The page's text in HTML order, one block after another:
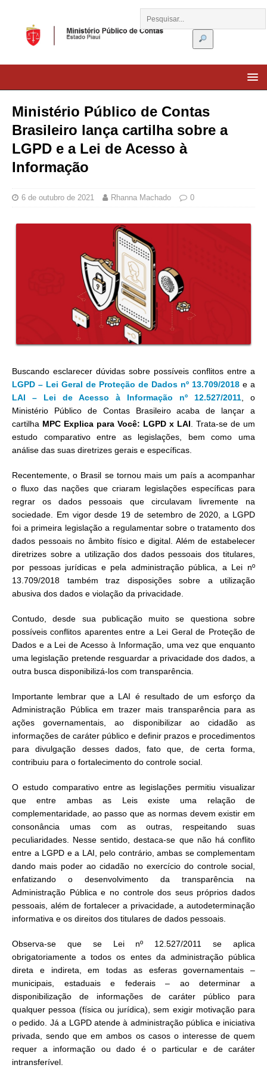
Ministério Público de Contas
Brasileiro lança cartilha sobre a
LGPD e a Lei de Acesso à
Informação
6 de outubro de 2021 Rhanna Machado 0
Buscando esclarecer dúvidas sobre possíveis conflitos entre a
LGPD – Lei Geral de Proteção de Dados nº 13.709/2018 e a
LAI – Lei de Acesso à Informação nº 12.527/2011, o
Ministério Público de Contas Brasileiro acaba de lançar a
cartilha MPC Explica para Você: LGPD x LAI. Trata-se de um
estudo comparativo entre as legislações, bem como uma
análise das suas diretrizes gerais e específicas.
Recentemente, o Brasil se tornou mais um país a acompanhar
o fluxo das nações que criaram legislações específicas para
regrar os dados pessoais que circulavam livremente na
sociedade. Em vigor desde 19 de setembro de 2020, a LGPD
foi a primeira legislação a regulamentar sobre o tratamento dos
dados pessoais no âmbito físico e digital. Além de estabelecer
diretrizes sobre a utilização dos dados pessoais dos titulares,
por pessoas jurídicas e pela administração pública, a Lei nº
13.709/2018 também traz disposições sobre a utilização
abusiva dos dados e violação da privacidade.
Contudo, desde sua publicação muito se questiona sobre
possíveis conflitos aparentes entre a Lei Geral de Proteção de
Dados e a Lei de Acesso à Informação, uma vez que enquanto
uma legislação pretende resguardar a privacidade dos dados, a
outra busca disponibilizá-los com transparência.
Importante lembrar que a LAI é resultado de um esforço da
Administração Pública em trazer mais transparência para as
ações governamentais, ao disponibilizar ao cidadão as
informações de caráter público e definir prazos e procedimentos
para divulgação desses dados, fato que, de certa forma,
contribuiu para o fortalecimento do controle social.
O estudo comparativo entre as legislações permitiu visualizar
que entre ambas as Leis existe uma relação de
complementaridade, ao passo que as normas devem existir em
consonância umas com as outras, respeitando suas
peculiaridades. Nesse sentido, destaca-se que não há conflito
entre a LGPD e a LAI, pelo contrário, ambas se complementam
dando mais poder ao cidadão no exercício do controle social,
enfatizando o desenvolvimento da transparência na
Administração Pública e no controle dos seus próprios dados
pessoais, além de fortalecer a privacidade, a autodeterminação
informativa e os direitos dos titulares de dados pessoais.
Observa-se que se Lei nº 12.527/2011 se aplica
obrigatoriamente a todos os entes da administração pública
direta e indireta, em todas as esferas governamentais –
municipais, estaduais e federais – ao determinar a
disponibilização de informações de caráter público para
qualquer pessoa (física ou jurídica), sem exigir motivação para
o pedido. Já a LGPD atende à administração pública e iniciativa
privada, sendo que em ambos os casos o interesse de quem
requer a informação ou dado é o particular e de caráter
intransferível.